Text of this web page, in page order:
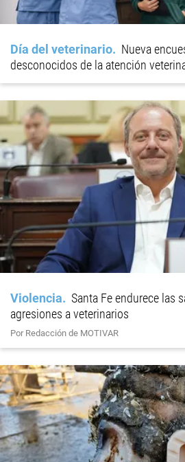
Día del veterinario
Nueva
desconocidos de la atención
Violencia
Santa Fe endurece las
agresiones a veterinarios
Por Redacción de MOTIVAR